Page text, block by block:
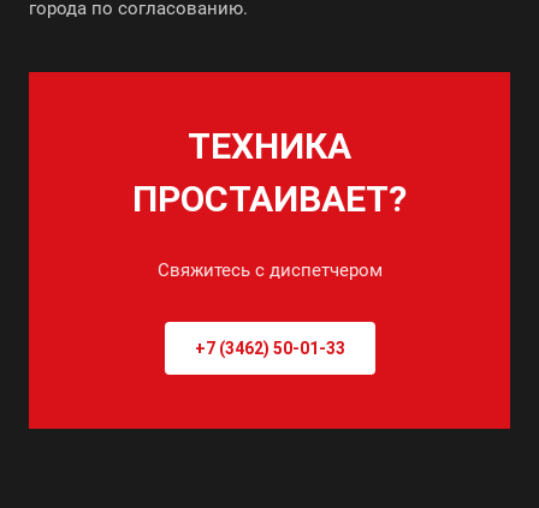
города по согласованию.
ТЕХНИКА
ПРОСТАИВАЕТ?
Свяжитесь с диспетчером
+7 (3462) 50-01-33